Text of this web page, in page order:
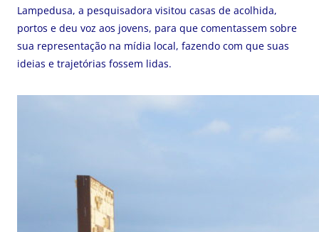
Lampedusa, a pesquisadora visitou casas de acolhida,
portos e deu voz aos jovens, para que comentassem sobre
sua representação na mídia local, fazendo com que suas
ideias e trajetórias fossem lidas.